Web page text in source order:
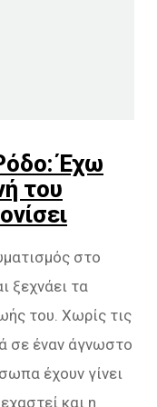
Έχω
του
στο
ξεχνάει τα
του. Χωρίς τις
σε έναν άγνωστο
έχουν γίνει
και η